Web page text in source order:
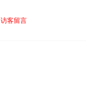
访客留言